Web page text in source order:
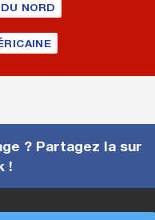
NORD
? Partagez la sur
!